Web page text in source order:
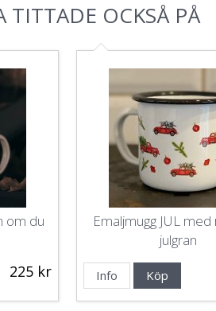
TITTADE OCKSÅ PÅ
om du
225 kr
Emaljmugg JUL
julgran
Info Köp